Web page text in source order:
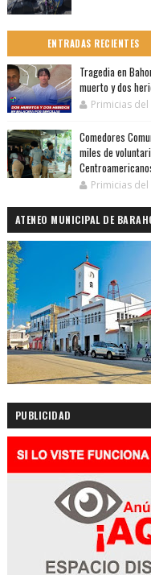
ENTRADAS RECIENTES
Tragedia en
muerto y dos
Primicias del
Comedores
miles de
Primicias del
ATENEO MUNICIPAL DE
PUBLICIDAD